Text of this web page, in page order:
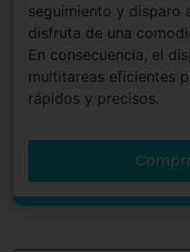
seguimiento y disparo
disfruta de una
En consecuencia, el
multitareas eficientes
rápidos y precisos.